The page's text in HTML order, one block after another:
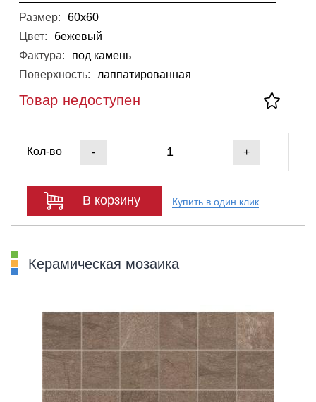
Размер:
60х60
Цвет:
бежевый
Фактура:
под камень
Поверхность:
лаппатированная
Товар недоступен
Кол-во - +
В корзину Купить в один клик
Керамическая мозаика